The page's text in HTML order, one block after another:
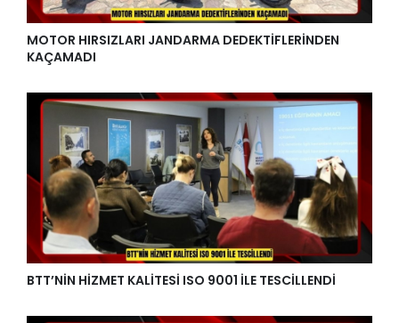
MOTOR HIRSIZLARI JANDARMA DEDEKTİFLERİNDEN
KAÇAMADI
BTT’NİN HİZMET KALİTESİ ISO 9001 İLE TESCİLLENDİ